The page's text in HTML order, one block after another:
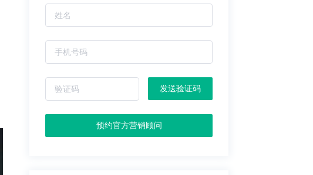
发送验证码
预约官方营销顾问